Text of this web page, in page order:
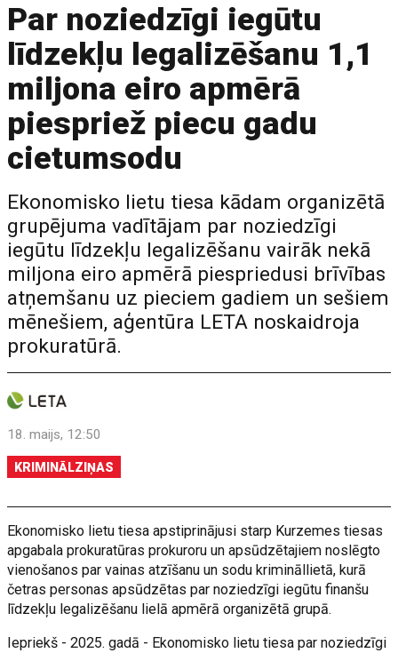
Par noziedzīgi iegūtu
līdzekļu legalizēšanu 1,1
miljona eiro apmērā
piespriež piecu gadu
cietumsodu
Ekonomisko lietu tiesa kādam organizētā
grupējuma vadītājam par noziedzīgi
iegūtu līdzekļu legalizēšanu vairāk nekā
miljona eiro apmērā piespriedusi brīvības
atņemšanu uz pieciem gadiem un sešiem
mēnešiem, aģentūra LETA noskaidroja
prokuratūrā.
18. maijs, 12:50
KRIMINĀLZIŅAS
Ekonomisko lietu tiesa apstiprinājusi starp Kurzemes tiesas
apgabala prokuratūras prokuroru un apsūdzētajiem noslēgto
vienošanos par vainas atzīšanu un sodu krimināllietā, kurā
četras personas apsūdzētas par noziedzīgi iegūtu finanšu
līdzekļu legalizēšanu lielā apmērā organizētā grupā.
Iepriekš - 2025. gadā - Ekonomisko lietu tiesa par noziedzīgi